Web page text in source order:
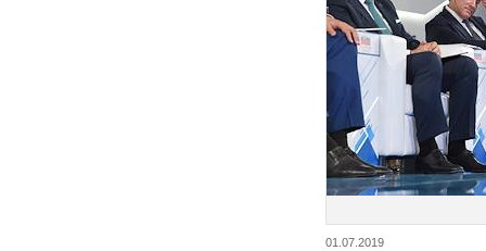
01.07.2019